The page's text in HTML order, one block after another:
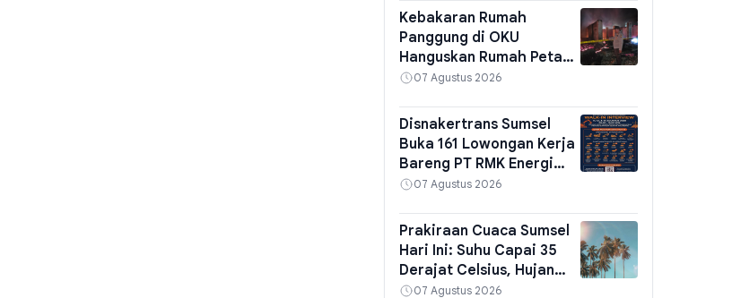
Langsung Progres
Kebakaran Rumah
Panggung di OKU
Hanguskan Rumah Petani,
Kerugian Capai Rp100
07 Agustus 2026
Disnakertrans Sumsel
Buka 161 Lowongan Kerja
Bareng PT RMK Energi
Tbk, Walk-In Interview
Palembang
07 Agustus 2026
Prakiraan Cuaca Sumsel
Hari Ini: Suhu Capai 35
Derajat Celsius, Hujan
Ringan Guyur 3 Wilayah
07 Agustus 2026